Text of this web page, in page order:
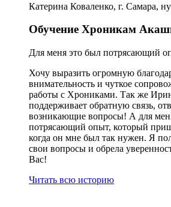
Катерина Коваленко, г. Самара,
Обучение Хроникам
Для меня это был потрясающий
Хочу выразить огромную
внимательность и чуткое
работы с Хрониками. Так же
поддерживает обратную связь,
возникающие вопросы! А для
потрясающий опыт, который
когда он мне был так нужен. Я
свои вопросы и обрела
Вас!
Читать всю историю